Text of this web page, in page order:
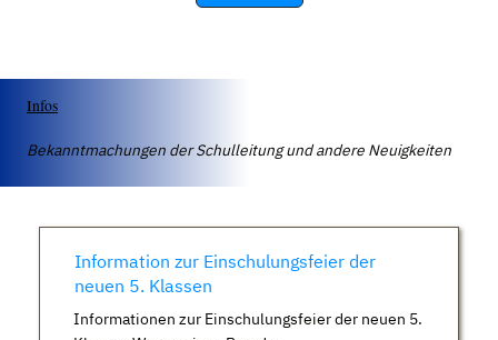
Infos
Bekanntmachungen der Schulleitung und andere Neuigkeiten
Information zur Einschulungsfeier der
neuen 5. Klassen
Informationen zur Einschulungsfeier der neuen 5.